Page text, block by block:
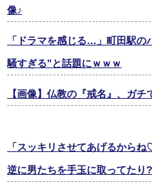
像♪
「ドラマを感じる…」町田駅の
騒すぎる”と話題にｗｗｗ
【画像】仏教の『戒名』、ガ
「スッキリさせてあげるから
逆に男たちを手玉に取ってた